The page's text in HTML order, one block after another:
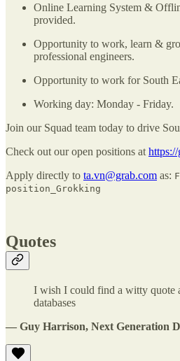
Online Learning System &
provided.
Opportunity to work, learn &
professional engineers.
Opportunity to work for South
Working day: Monday - Friday.
Join our Squad team today to drive
Check out our open positions at https://
Apply directly to ta.vn@grab.com as:
position_Grokking
Quotes
I wish I could find a witty quote
databases
— Guy Harrison, Next Generation